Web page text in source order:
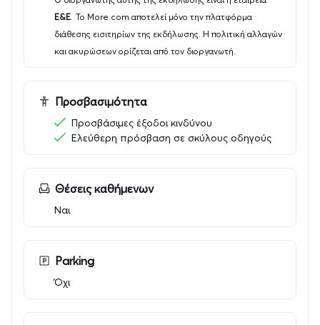
Στον χώρο του φουαγιέ του
θεάτρου προσφέρονται δωρεάν καφές,
κρασί, σνακς, κ.α.
Ε&Ε. Το More.com αποτελεί μόνο την πλατφόρμα
διάθεσης εισιτηρίων της εκδήλωσης. Η πολιτική αλλαγών
και ακυρώσεων ορίζεται από τον διοργανωτή.
Προσβασιμότητα
Προσβάσιμες έξοδοι κινδύνου
Ελεύθερη πρόσβαση σε σκύλους οδηγούς
Θέσεις καθήμενων
Ναι
Parking
Όχι